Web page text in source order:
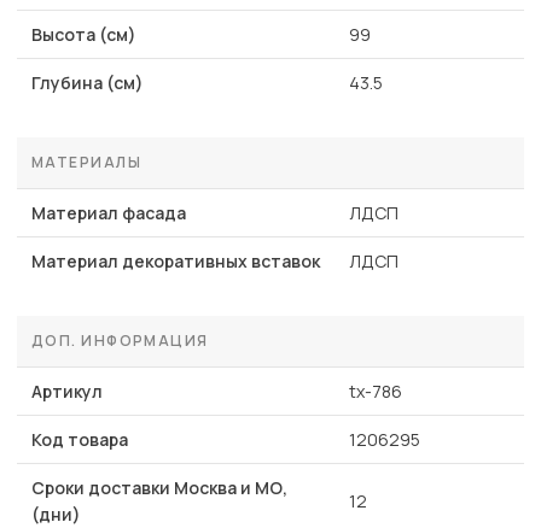
Высота (см) 99
Глубина (см) 43.5
МАТЕРИАЛЫ
Материал фасада ЛДСП
Материал декоративных вставок ЛДСП
ДОП. ИНФОРМАЦИЯ
Артикул tx-786
Код товара 1206295
Сроки доставки Москва и МО,
(дни)
12